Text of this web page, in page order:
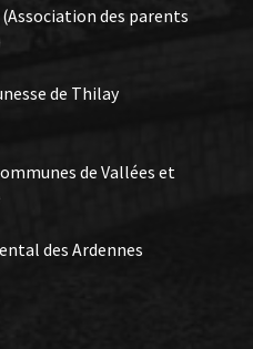
(Association des parents
de Thilay
de Vallées et
des Ardennes